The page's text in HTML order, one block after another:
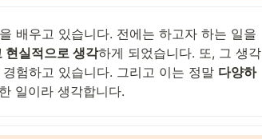
현실적으로 생각하게 되었습니다. 또, 그 생각
험하고 있습니다. 그리고 이는 정말 다양하
일이라 생각합니다.